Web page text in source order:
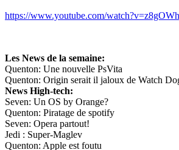
https://www.youtube.com/
Les News de la semaine:
Quenton: Une nouvelle PsVita
Quenton: Origin serait il jaloux de Watch
News High-tech:
Seven: Un OS by Orange?
Quenton: Piratage de spotify
Seven: Opera partout!
Jedi : Super-Maglev
Quenton: Apple est foutu